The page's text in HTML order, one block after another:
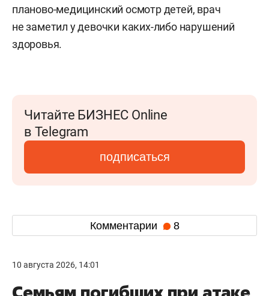
планово-медицинский осмотр детей, врач
не заметил у девочки каких-либо нарушений
здоровья.
Читайте БИЗНЕС Online
в Telegram
подписаться
Комментарии 8
10 августа 2026, 14:01